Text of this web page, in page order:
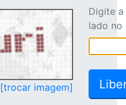
[trocar imagem]
Digite
lado no